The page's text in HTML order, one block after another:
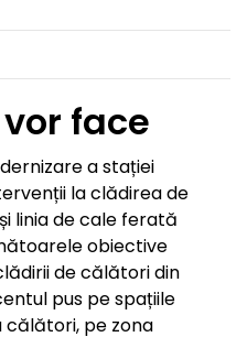
face
a stației
la clădirea de
linia de cale ferată
obiective
de călători din
pus pe spațiile
pe zona